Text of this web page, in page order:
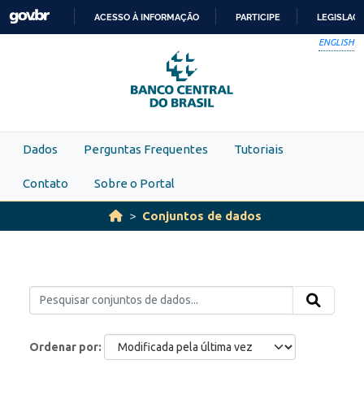
Skip to main content
PARA
O
CONTEÚDO
ACESSO À INFORMAÇÃO PARTICIPE
ENGLISH
Dados Perguntas Frequentes Tutoriais
Contato Sobre o Portal
Conjuntos de dados
Ordenar por